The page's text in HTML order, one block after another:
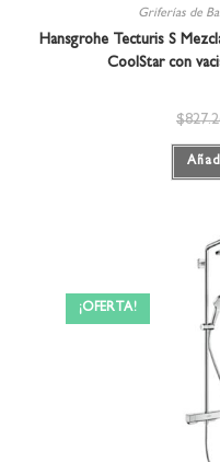
Griferías de
Hansgrohe Tecturis S
CoolStar con
$
¡OFERTA!